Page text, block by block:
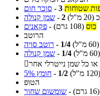
סוכר חום - 3 שטוחות
שמן קנולה - 2
(20 מ"ל)
פקאנים - כוס (108 גרם)
הרוטב
רוטב סויה - 1/4
(60 מ"ל)
שמן קנולה - 1/4
(60 מ"ל)
או כל שמן נייטרלי אחר
חומץ 5% - 1/2
(120 מ"ל)
הטופ
שומשום שחור -
(16 גרם)